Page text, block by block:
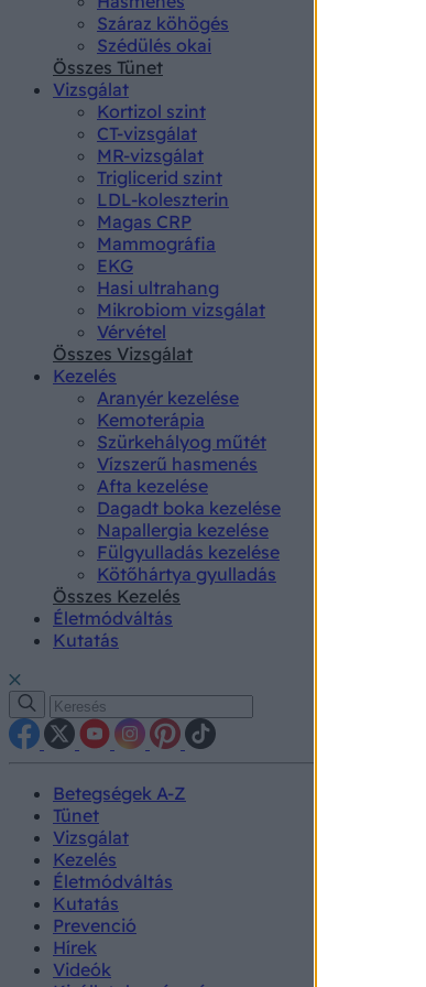
Száraz köhögés
Szédülés okai
Összes Tünet
Vizsgálat
Kortizol szint
CT-vizsgálat
MR-vizsgálat
Triglicerid szint
LDL-koleszterin
Magas CRP
Mammográfia
EKG
Hasi ultrahang
Mikrobiom vizsgálat
Vérvétel
Összes Vizsgálat
Kezelés
Aranyér kezelése
Kemoterápia
Szürkehályog műtét
Vízszerű hasmenés
Afta kezelése
Dagadt boka kezelése
Napallergia kezelése
Fülgyulladás kezelése
Kötőhártya gyulladás
Összes Kezelés
Életmódváltás
Kutatás
Betegségek A-Z
Tünet
Vizsgálat
Kezelés
Életmódváltás
Kutatás
Prevenció
Hírek
Videók